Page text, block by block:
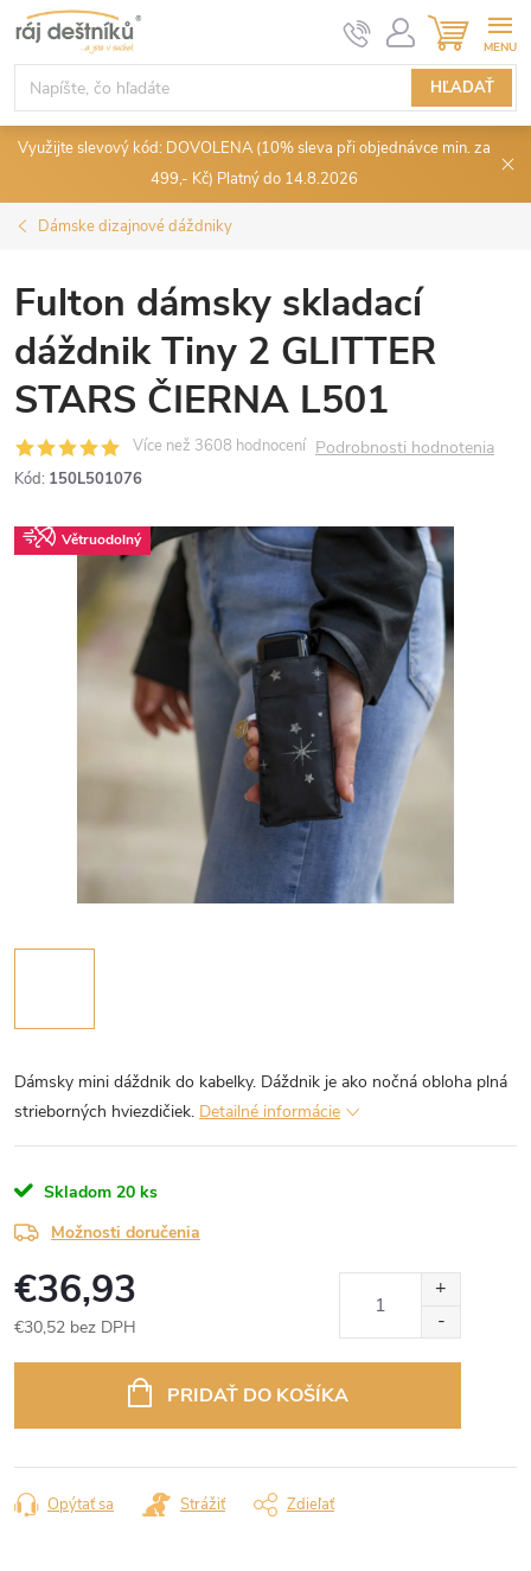
Prejsť
na
obsah
HĽADAŤ
KOŠÍK
Využijte slevový kód: DOVOLENA (10% sleva při objednávce min. za
499,- Kč) Platný do 14.8.2026
Dámske dizajnové dáždniky
Fulton dámsky skladací
dáždnik Tiny 2 GLITTER
STARS ČIERNA L501
Podrobnosti hodnotenia
Kód: 150L501076
Větruodolný
Dámsky mini dáždnik do kabelky. Dáždnik je ako nočná obloha plná
strieborných hviezdičiek. Detailné informácie
Skladom 20 ks
Možnosti doručenia
€36,93
€30,52 bez DPH
PRIDAŤ DO KOŠÍKA
Opýtať sa Strážiť Zdieľať